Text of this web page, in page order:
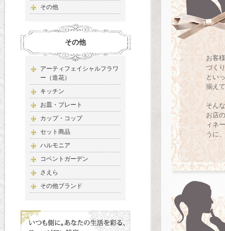
その他
その他
アーティフェイシャルフラワ
ー（造花）
キッチン
お皿・プレート
カップ・コップ
セット商品
ハルモニア
コベントガーデン
さえら
その他ブランド
お客
づく
とい
揃え
そん
お店
ィネ
うに